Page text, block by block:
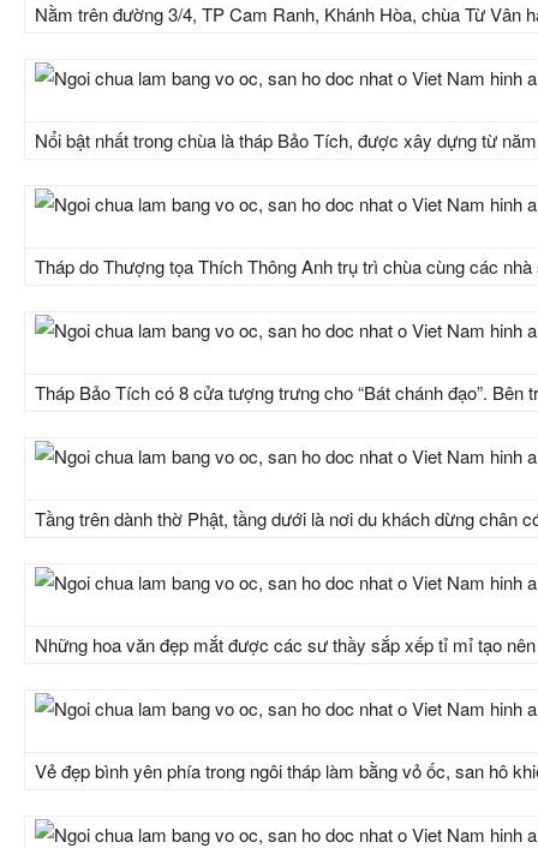
Nằm trên đường 3/4, TP Cam Ranh, Khánh Hòa, chùa Từ
Nổi bật nhất trong chùa là tháp Bảo Tích, được xây dựng từ
Tháp do Thượng tọa Thích Thông Anh trụ trì chùa cùng các
Tháp Bảo Tích có 8 cửa tượng trưng cho “Bát chánh đạo”. Bên
Tầng trên dành thờ Phật, tầng dưới là nơi du khách dừng chân
Những hoa văn đẹp mắt được các sư thầy sắp xếp tỉ mỉ tạo
Vẻ đẹp bình yên phía trong ngôi tháp làm bằng vỏ ốc, san hô